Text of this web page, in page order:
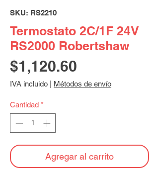
SKU: RS2210
Termostato 2C/1F 24V
RS2000 Robertshaw
$1,120.60
IVA incluido Métodos de envío
Cantidad *
Agregar al carrito